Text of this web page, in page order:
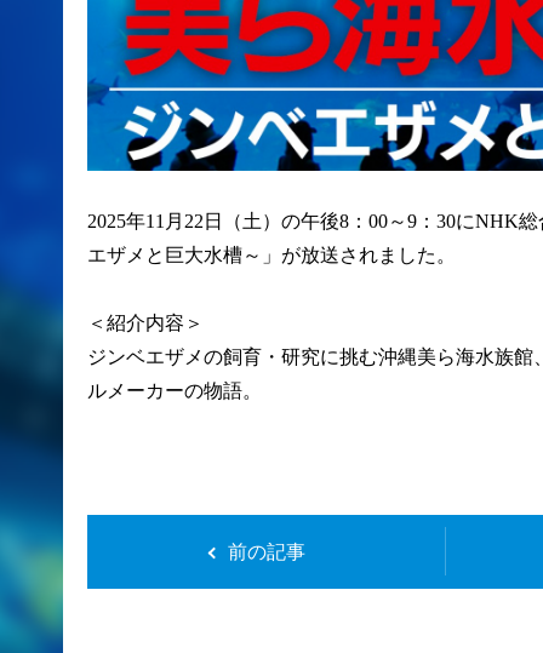
2025年11月22日（土）の午後8：00～9：30にNHK
エザメと巨大水槽～」が放送されました。
＜紹介内容＞
ジンベエザメの飼育・研究に挑む沖縄美ら海水族
ルメーカーの物語。
前の記事